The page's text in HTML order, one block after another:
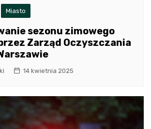
Miasto
sezonu zimowego
Zarząd Oczyszczania
14 kwietnia 2025